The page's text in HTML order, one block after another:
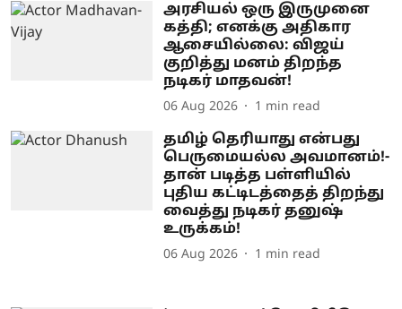
அரசியல் ஒரு இருமுனை
கத்தி; எனக்கு அதிகார
ஆசையில்லை: விஜய்
குறித்து மனம் திறந்த
நடிகர் மாதவன்!
06 Aug 2026 1 min read
தமிழ் தெரியாது என்பது
பெருமையல்ல அவமானம்!-
தான் படித்த பள்ளியில்
புதிய கட்டிடத்தைத் திறந்து
வைத்து நடிகர் தனுஷ்
உருக்கம்!
06 Aug 2026 1 min read